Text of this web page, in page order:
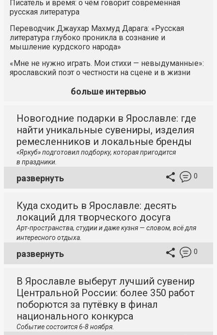
Писатель и время: о чём говорит современная
русская литература
Переводчик Джаухар Махмуд Дарага: «Русская
литература глубоко проникла в сознание и
мышление курдского народа»
«Мне не нужно играть. Мои стихи — невыдуманные»:
ярославский поэт о честности на сцене и в жизни
больше интервью
Новогодние подарки в Ярославле: где
найти уникальные сувениры, изделия
ремесленников и локальные бренды
«Яркуб» подготовил подборку, которая пригодится
в праздники.
развернуть 0
Куда сходить в Ярославле: десять
локаций для творческого досуга
Арт-пространства, студии и даже кузня — словом, всё для
интересного отдыха.
развернуть 0
В Ярославле выберут лучший сувенир
Центральной России: более 350 работ
поборются за путёвку в финал
национального конкурса
Событие состоится 6-8 ноября.